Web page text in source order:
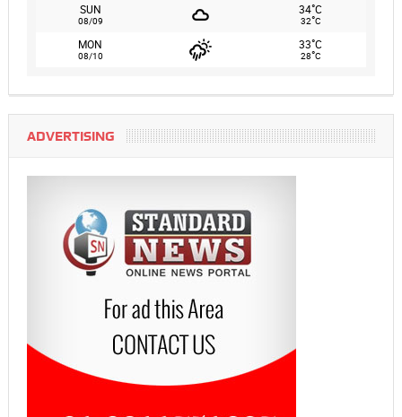
SUN
08/09
34°C
32°C
MON
08/10
33°C
28°C
ADVERTISING